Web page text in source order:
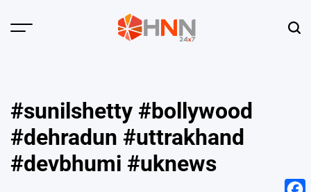
Menu
#sunilshetty #bollywood
#dehradun #uttrakhand
#devbhumi #uknews